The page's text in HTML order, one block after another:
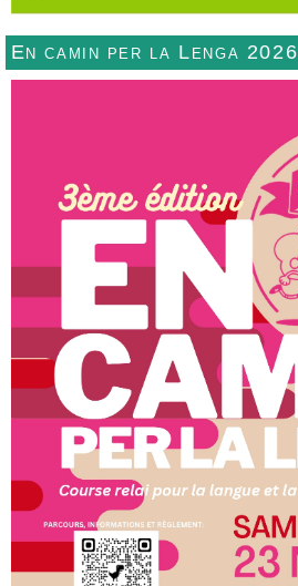
En camin per la Lenga 2026